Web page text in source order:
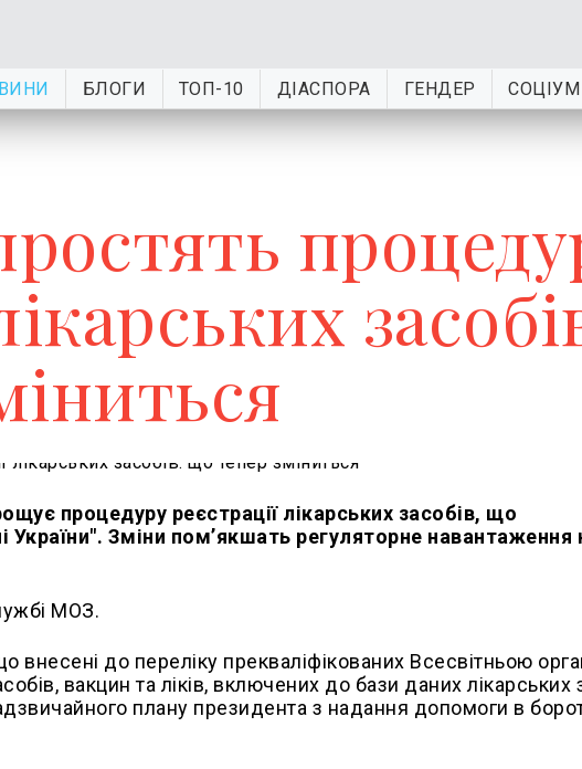
БЛОГИ ТОП-10 ДІАСПОРА ГЕНДЕР СОЦІУМ
процедуру реєстрації лікарських засобів, що
України". Зміни пом’якшать регуляторне навантаження
МОЗ.
до переліку прекваліфікованих Всесвітньою
вакцин та ліків, включених до бази даних лікарських
плану президента з надання допомоги в